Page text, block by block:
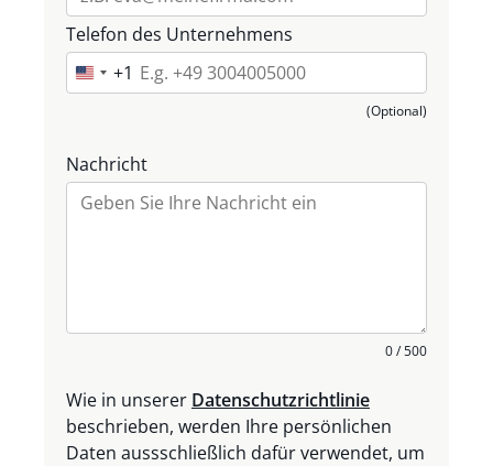
Telefon des Unternehmens
U
t
e
d
+
1
+1
(Optional)
Nachricht
0 / 500
Wie in unserer Datenschutzrichtlinie
beschrieben, werden Ihre persönlichen
Daten aussschließlich dafür verwendet, um